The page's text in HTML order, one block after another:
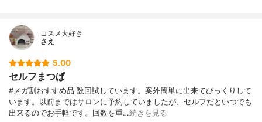
コスメ大好き
さえ
5.00
セルフまつぱ
#メガ割おすすめ品 数回試しています。案外簡単に出来てびっくりして
います。以前まではサロンに予約していましたが、セルフだといつでも
出来るのでお手軽です。回数を重…続きを見る